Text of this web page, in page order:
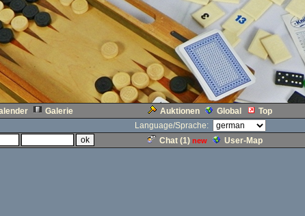
Galerie Auktionen Global Top
Language/Sprache:
Chat (1) new User-Map